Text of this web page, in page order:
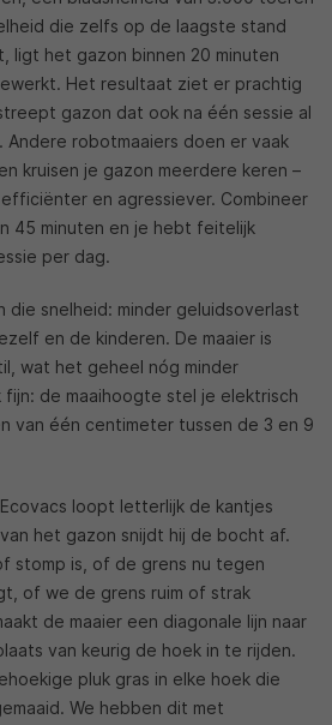
die zelfs op de laagste stand
ligt het gazon binnen 20 minuten
Het resultaat ziet er prachtig
gazon dat ook na één sessie al
robotmaaiers doen er vaak
kruisen je gazon meerdere keren –
en agressiever. Combineer
45 minuten en je hebt feitelijk
per dag.
die snelheid: minder geluidsoverlast
en de kinderen. De maaier is
wat het geheel nóg minder
fijn: de maaihoogte stel je elektrisch
van één centimeter tussen de 3 en 9
loopt letterlijk de kantjes
het gazon snijdt hij de bocht af.
stomp is, of de grens nu tegen
of we de grens ruim of strak
de maaier een diagonale lijn naar
van keurig de hoek in te rijden.
pluk gras in elke hoek die
We hebben dit met